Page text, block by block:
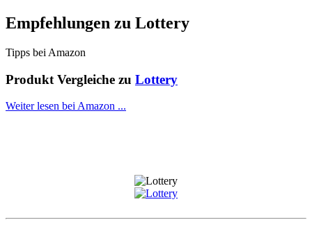
Empfehlungen zu Lottery
Tipps bei Amazon
Produkt Vergleiche zu Lottery
Weiter lesen bei Amazon ...